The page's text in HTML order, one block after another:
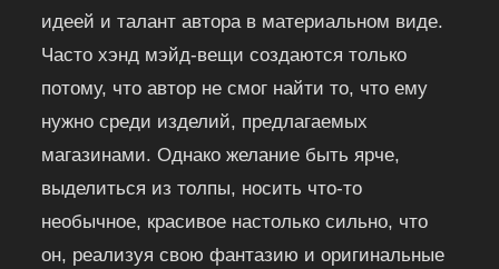
идеей и талант автора в материальном виде.
Часто хэнд мэйд-вещи создаются только
потому, что автор не смог найти то, что ему
нужно среди изделий, предлагаемых
магазинами. Однако желание быть ярче,
выделиться из толпы, носить что-то
необычное, красивое настолько сильно, что
он, реализуя свою фантазию и оригинальные